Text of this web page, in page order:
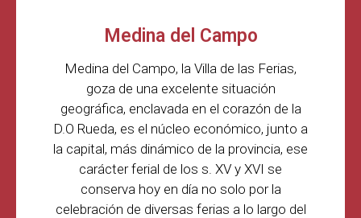
Medina del Campo
Medina del Campo, la Villa de las Ferias,
goza de una excelente situación
geográfica, enclavada en el corazón de la
D.O Rueda, es el núcleo económico, junto a
la capital, más dinámico de la provincia, ese
carácter ferial de los s. XV y XVI se
conserva hoy en día no solo por la
celebración de diversas ferias a lo largo del